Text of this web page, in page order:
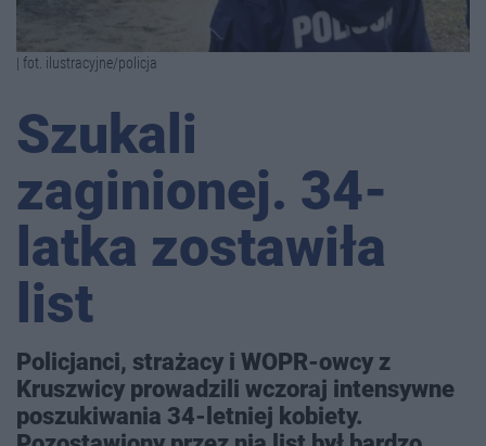
| fot. ilustracyjne/policja
Szukali
zaginionej. 34-
latka zostawiła
list
Policjanci, strażacy i WOPR-owcy z
Kruszwicy prowadzili wczoraj intensywne
poszukiwania 34-letniej kobiety.